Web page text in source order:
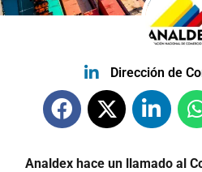
Dirección de
Analdex hace un llamado al